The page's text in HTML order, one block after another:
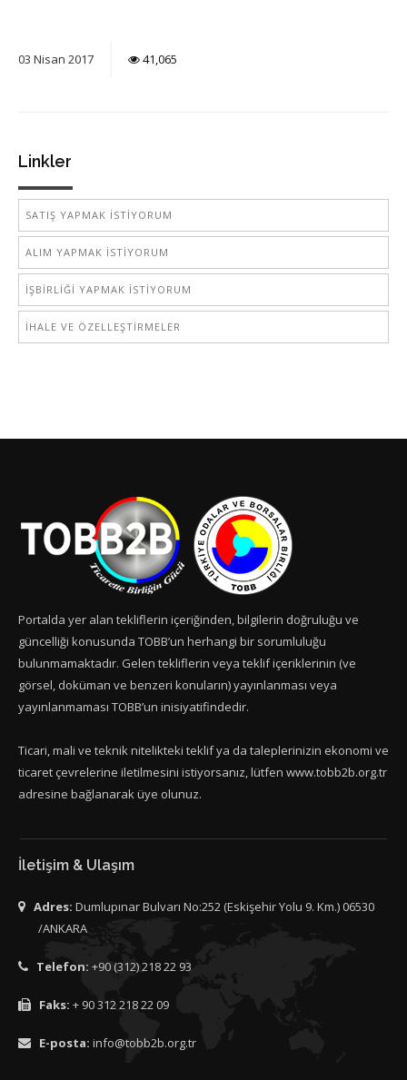
03 Nisan 2017 41,065
Linkler
SATIŞ YAPMAK İSTİYORUM
ALIM YAPMAK İSTİYORUM
İŞBİRLİĞİ YAPMAK İSTİYORUM
İHALE VE ÖZELLEŞTİRMELER
Portalda yer alan tekliflerin içeriğinden, bilgilerin doğruluğu ve
güncelliği konusunda TOBB’un herhangi bir sorumluluğu
bulunmamaktadır. Gelen tekliflerin veya teklif içeriklerinin (ve
görsel, doküman ve benzeri konuların) yayınlanması veya
yayınlanmaması TOBB’un inisiyatifindedir.
Ticari, mali ve teknik nitelikteki teklif ya da taleplerinizin ekonomi ve
ticaret çevrelerine iletilmesini istiyorsanız, lütfen www.tobb2b.org.tr
adresine bağlanarak üye olunuz.
İletişim & Ulaşım
Adres: Dumlupınar Bulvarı No:252 (Eskişehir Yolu 9. Km.) 06530
/ANKARA
Telefon: +90 (312) 218 22 93
Faks: + 90 312 218 22 09
E-posta: info@tobb2b.org.tr